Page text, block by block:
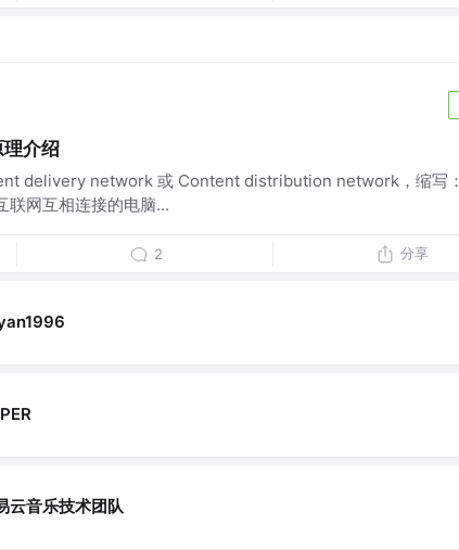
介绍
delivery network 或 Content distribution network，缩写：
联网互相连接的电脑...
2 分享
云音乐技术团队